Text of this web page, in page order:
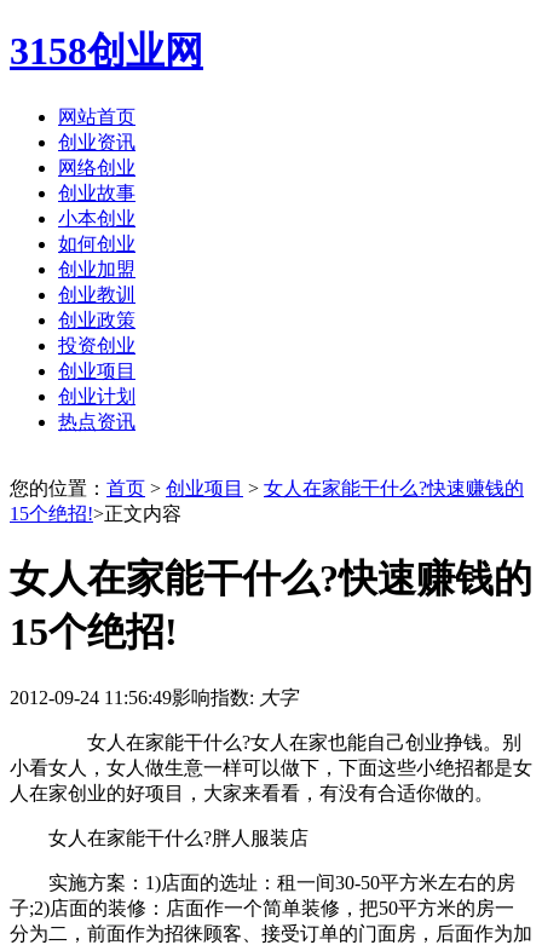
3158创业网
网站首页
创业资讯
网络创业
创业故事
小本创业
如何创业
创业加盟
创业教训
创业政策
投资创业
创业项目
创业计划
热点资讯
您的位置： 首页 > 创业项目 > 女人在家能干什么?快速赚钱的
15个绝招!>正文内容
女人在家能干什么?快速赚钱的
15个绝招!
2012-09-24 11:56:49影响指数: 大字
女人在家能干什么?女人在家也能自己创业挣钱。别
小看女人，女人做生意一样可以做下，下面这些小绝招都是女
人在家创业的好项目，大家来看看，有没有合适你做的。
女人在家能干什么?胖人服装店
实施方案：1)店面的选址：租一间30-50平方米左右的房
子;2)店面的装修：店面作一个简单装修，把50平方米的房一
分为二，前面作为招徕顾客、接受订单的门面房，后面作为加